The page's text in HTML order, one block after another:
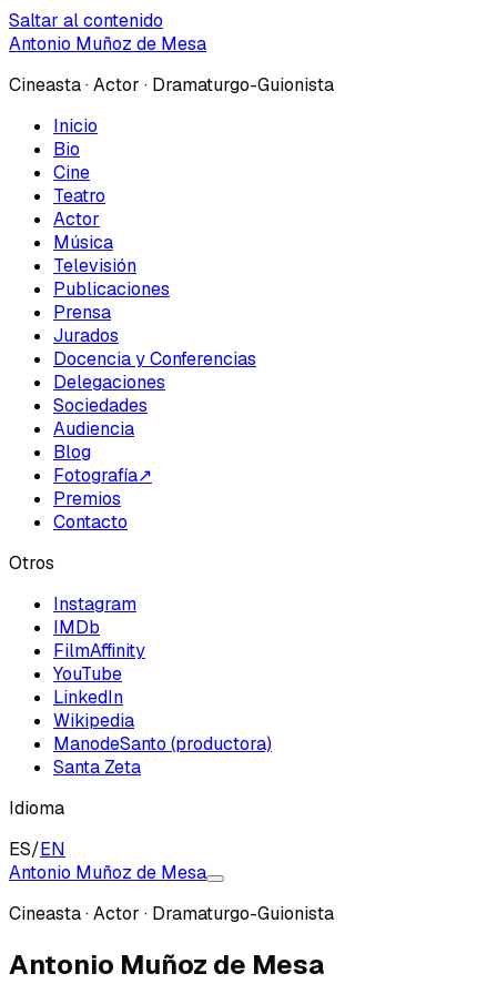
Saltar al contenido
Antonio Muñoz de Mesa
Cineasta · Actor · Dramaturgo-Guionista
Inicio
Bio
Cine
Teatro
Actor
Música
Televisión
Publicaciones
Prensa
Jurados
Docencia y Conferencias
Delegaciones
Sociedades
Audiencia
Blog
Fotografía↗
Premios
Contacto
Otros
Instagram
IMDb
FilmAffinity
YouTube
LinkedIn
Wikipedia
ManodeSanto (productora)
Santa Zeta
Idioma
ES/EN
Antonio Muñoz de Mesa
Cineasta · Actor · Dramaturgo-Guionista
Antonio Muñoz de Mesa